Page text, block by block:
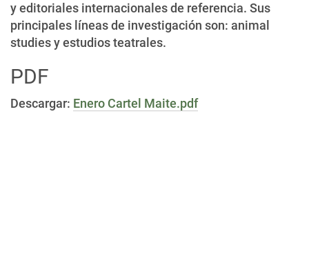
y editoriales internacionales de referencia. Sus
principales líneas de investigación son: animal
studies y estudios teatrales.
PDF
Descargar: Enero Cartel Maite.pdf